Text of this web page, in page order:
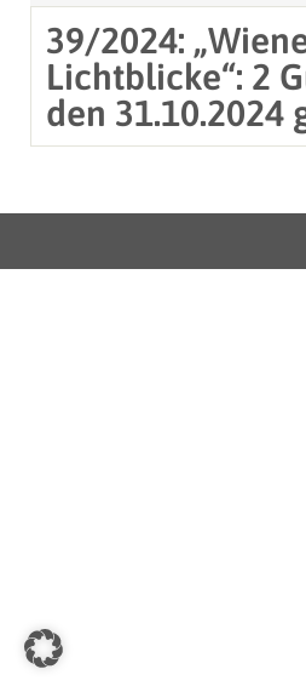
39/2024:
Lichtblicke“: 2
den 31.10.2024